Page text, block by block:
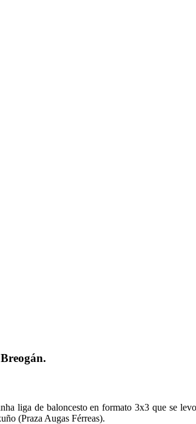
liga de baloncesto en formato 3x3 que se
(Praza Augas Férreas).